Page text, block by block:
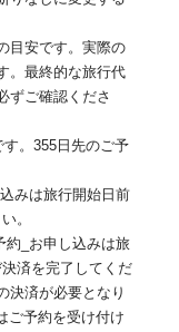
目安です。実際の
。最終的な旅行代
ずご確認くださ
。355日先のご予
みは旅行開始日前
。
約_お申し込みは旅
済を完了してくだ
決済が必要となり
ご予約を受け付け